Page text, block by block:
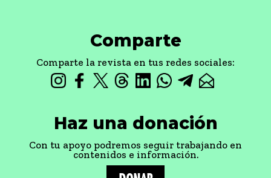
Comparte
Comparte la revista en tus redes sociales:
Haz una donación
Con tu apoyo podremos seguir trabajando en
contenidos e información.